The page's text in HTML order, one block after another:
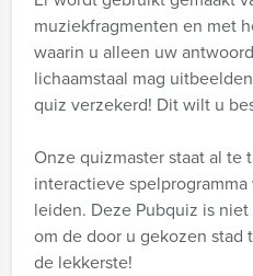
muziekfragmenten en met
waarin u alleen uw
lichaamstaal mag
quiz verzekerd! Dit wilt u
Onze quizmaster staat al
interactieve
leiden. Deze Pubquiz is
om de door u gekozen stad
de lekkerste!